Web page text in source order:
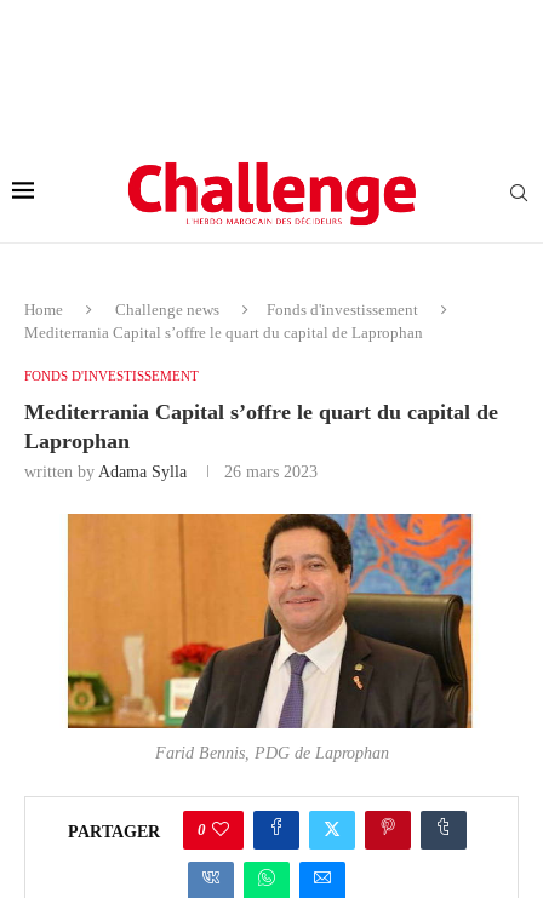
Home Challenge news
Fonds d'investissement
Mediterrania Capital s’offre le quart du capital de Laprophan
FONDS D'INVESTISSEMENT
Mediterrania Capital s’offre le quart du capital de
Laprophan
written by Adama Sylla 26 mars 2023
Farid Bennis, PDG de Laprophan
PARTAGER 0